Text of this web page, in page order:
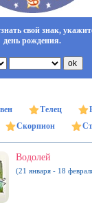
свой знак,
день рождения.
Телец
Скорпион
Водолей
(21 января - 18